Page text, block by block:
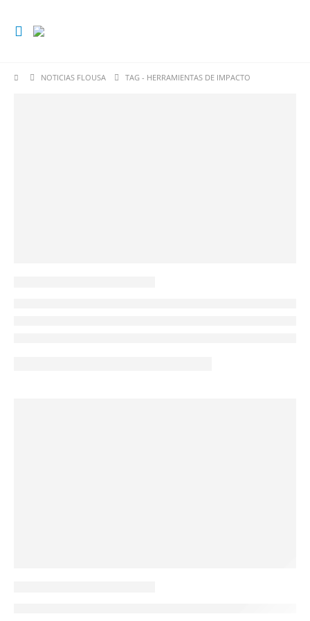
NOTICIAS FLOUSA TAG - HERRAMIENTAS DE IMPACTO